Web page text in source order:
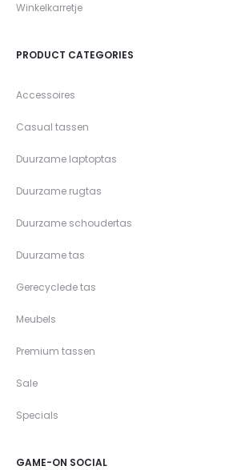
Winkelkarretje
PRODUCT CATEGORIES
Accessoires
Casual tassen
Duurzame laptoptas
Duurzame rugtas
Duurzame schoudertas
Duurzame tas
Gerecyclede tas
Meubels
Premium tassen
Sale
Specials
GAME-ON SOCIAL